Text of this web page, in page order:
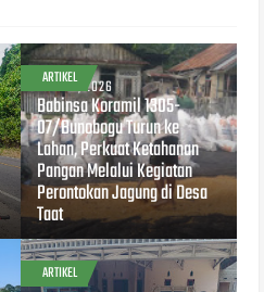
ARTIKEL
AUG 09, 2026
Babinsa Koramil 1305-
07/Bunobogu Turun ke
Lahan, Perkuat Ketahanan
Pangan Melalui Kegiatan
Perontokan Jagung di Desa
Taat
ARTIKEL